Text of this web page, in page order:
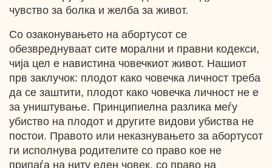
чувство за болка и желба за живот.
Со озаконувањето на абортусот се
обезвреднуваат сите морални и правни кодекси,
чија цел е навистина човечкиот живот. Нашиот
прв заклучок: плодот како човечка личност треба
да се заштити, плодот како човечка личност не е
за уништување. Принципиелна разлика меѓу
убиство на плодот и другите видови убиства не
постои. Правото или неказнувањето за абортусот
ги исполнува родителите со право кое не
припаѓа на ниту еден човек, со право на